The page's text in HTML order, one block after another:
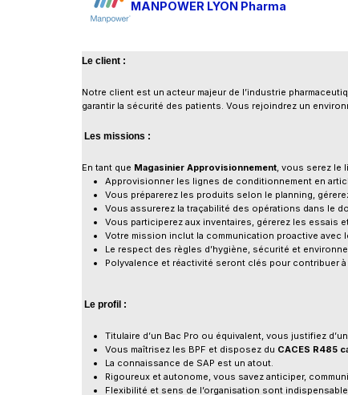
MANPOWER LYON Pharma
Le client :
Notre client est un acteur majeur de l’industrie
garantir la sécurité des patients. Vous rejoindrez un
Les missions :
En tant que Magasinier Approvisionnement, vous serez le
Approvisionner les lignes de conditionnement en
Vous préparerez les produits selon le planning,
Vous assurerez la traçabilité des opérations dans le
Vous participerez aux inventaires, gérerez les essais
Votre mission inclut la communication proactive avec
Le respect des règles d’hygiène, sécurité et
Polyvalence et réactivité seront clés pour contribuer
Le profil :
Titulaire d’un Bac Pro ou équivalent, vous justifiez
Vous maîtrisez les BPF et disposez du CACES R485
La connaissance de SAP est un atout.
Rigoureux et autonome, vous savez anticiper,
Flexibilité et sens de l’organisation sont